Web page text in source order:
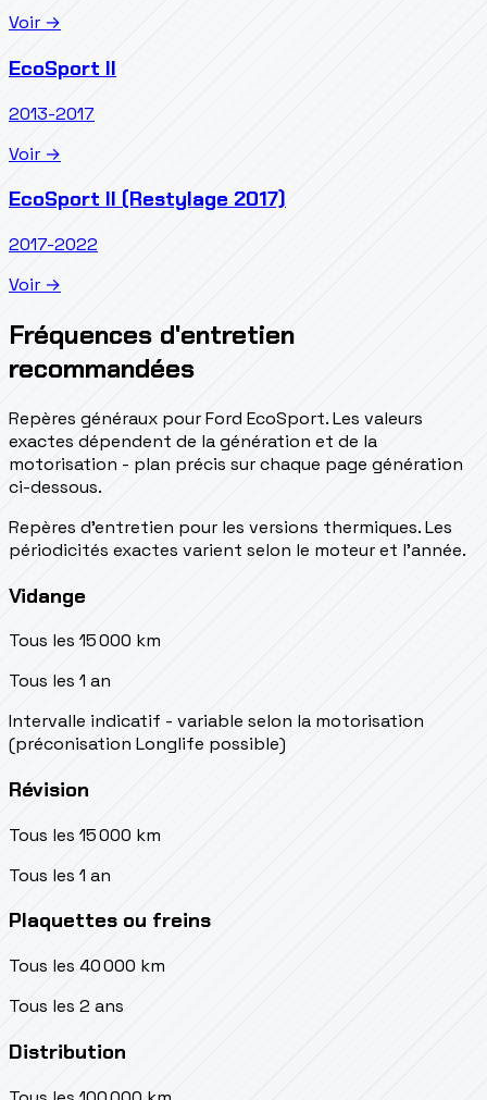
Voir →
EcoSport II
2013-2017
Voir →
EcoSport II (Restylage 2017)
2017-2022
Voir →
Fréquences d'entretien
recommandées
Repères généraux pour Ford EcoSport. Les valeurs
exactes dépendent de la génération et de la
motorisation - plan précis sur chaque page génération
ci-dessous.
Repères d’entretien pour les versions thermiques. Les
périodicités exactes varient selon le moteur et l’année.
Vidange
Tous les 15 000 km
Tous les 1 an
Intervalle indicatif - variable selon la motorisation
(préconisation Longlife possible)
Révision
Tous les 15 000 km
Tous les 1 an
Plaquettes ou freins
Tous les 40 000 km
Tous les 2 ans
Distribution